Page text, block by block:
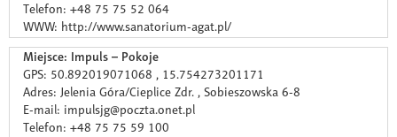
Telefon: +48 75 75 52 064
WWW: http://www.sanatorium-agat.pl/
Miejsce: Impuls – Pokoje
GPS: 50.892019071068 , 15.754273201171
Adres: Jelenia Góra/Cieplice Zdr. , Sobieszowska 6-8
E-mail: impulsjg@poczta.onet.pl
Telefon: +48 75 75 59 100